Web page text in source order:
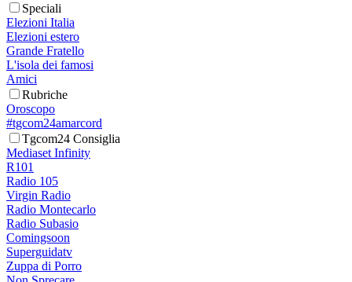
Speciali
Elezioni Italia
Elezioni estero
Grande Fratello
L'isola dei famosi
Amici
Rubriche
Oroscopo
#tgcom24amarcord
Tgcom24 Consiglia
Mediaset Infinity
R101
Radio 105
Virgin Radio
Radio Montecarlo
Radio Subasio
Comingsoon
Superguidatv
Zuppa di Porro